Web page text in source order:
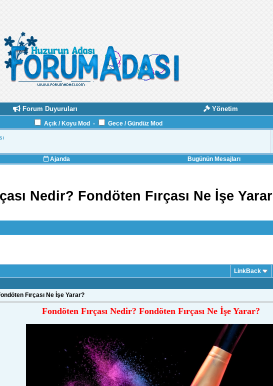
Forum Duyuruları Yönetim
Açık / Koyu Mod - Gece / Gündüz Mod
Ajanda Bugünün Mesajları
Nedir? Fondöten Fırçası Ne İşe
LinkBack
Fırçası Ne İşe Yarar?
Fondöten Fırçası Nedir? Fondöten Fırçası Ne İşe Yarar?